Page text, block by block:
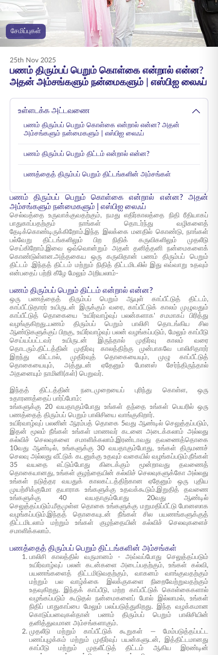
ENGLISH
ஆன்லைனில் வாங்குங்கள் பிரீமியம் செலுத்துங்கள்
சேமிப்புகள்
25th Nov 2025
பணம் திரும்பப் பெறும் கொள்கை என்றால் என்ன?
அதன் அம்சங்களும் நன்மைகளும் | எஸ்பிஐ லைஃப்
உள்ளடக்க அட்டவணை
பணம் திரும்பப் பெறும் கொள்கை என்றால் என்ன? அதன்
அம்சங்களும் நன்மைகளும் | எஸ்பிஐ லைஃப்
பணம் திரும்பப் பெறும் திட்டம் என்றால் என்ன?
பணத்தைத் திரும்பப் பெறும் திட்டங்களின் அம்சங்கள்
பணம் திரும்பப் பெறும் கொள்கை என்றால் என்ன? அதன்
அம்சங்களும் நன்மைகளும் | எஸ்பிஐ லைஃப்
செல்வத்தை உருவாக்குவதற்கும், நமது எதிர்காலத்தை நிதி ரீதியாகப்
பாதுகாப்பதற்கும் நாங்கள் தொடர்ந்து வழிகளைத்
தேடிக்கொண்டிருக்கிறோம்.இந்த இலக்கை மனதில் கொண்டு, நாங்கள்
பல்வேறு திட்டங்களிலும் பிற நிதிக் கருவிகளிலும் முதலீடு
செய்கிறோம்.இவை ஒவ்வொன்றும் அதன் தனித்தனி நன்மைகளைக்
கொண்டுள்ளன.அத்தகைய ஒரு கருவிதான் பணம் திரும்பப் பெறும்
திட்டம் .இந்தத் திட்டம் மற்றும் நிதித் திட்டமிடலில் இது எவ்வாறு உதவும்
என்பதைப் பற்றி கீழே மேலும் அறியலாம்-
பணம் திரும்பப் பெறும் திட்டம் என்றால் என்ன?
ஒரு பணத்தைத் திரும்பப் பெறும் ஆயுள் காப்பீட்டுத் திட்டம்,
காப்பீட்டுதாரர் உயிருடன் இருக்கும் வரை, காப்பீட்டுக் காலம் முழுவதும்
காப்பீட்டுத் தொகையை 'உயிர்வாழ்வுப் பலன்களாக' சமமாகப் பிரித்து
வழங்குகிறது..பணம் திரும்பப் பெறும் பாலிசி தொடங்கிய சில
ஆண்டுகளுக்குப் பிறகு, உயிர்வாழ்வுப் பலன் வழங்கப்படும், மேலும் காப்பீடு
செய்யப்பட்டவர் உயிருடன் இருந்தால் முதிர்வு காலம் வரை
தொடரும்.திட்டத்தின் முதிர்வு காலத்திற்கு முன்பாகவே பாலிசிதாரர்
இறந்து விட்டால், முதிர்வுத் தொகையையும், முழு காப்பீட்டுத்
தொகையையும், அத்துடன் ஏதேனும் போனஸ் சேர்ந்திருந்தால்
அதனையும் நாமினி(கள்) பெறுவர்.
இந்தத் திட்டத்தின் நடைமுறையைப் புரிந்து கொள்ள, ஒரு
உதாரணத்தைப் பார்ப்போம்:
உங்களுக்கு 20 வயதாகும்போது உங்கள் தந்தை உங்கள் பெயரில் ஒரு
பணத்தைத் திரும்பப் பெறும் பாலிசியை வாங்குகிறார்.
உயிர்வாழ்வுப் பலனின் ஆரம்பத் தொகை 5வது ஆண்டில் செலுத்தப்படும்,
இதன் மூலம் நீங்கள் உங்கள் மாணவர் கடனை அடைக்கலாம் அல்லது
கல்விச் செலவுகளை சமாளிக்கலாம்.இரண்டாவது தவணைத்தொகை
10வது ஆண்டில், உங்களுக்கு 30 வயதாகும்போது, உங்கள் திருமணச்
செலவு அல்லது வீட்டுக் கடனுக்கு உதவும் வகையில் வழங்கப்படும்.நீங்கள்
35 வயதை எட்டும்போது கிடைக்கும் மூன்றாவது தவணைத்
தொகையானது, உங்கள் குழந்தையின் கல்விச் செலவுகளுக்கோ அல்லது
உங்கள் நடுத்தர வயதுக் காலகட்டத்திற்கான ஏதேனும் ஒரு புதிய
முயற்சிக்குமோ தயாராக உங்களுக்கு உதவக்கூடும்.இறுதித் தவணை
உங்களுக்கு 40 வயதாகும்போது 20வது ஆண்டில்
செலுத்தப்படும்.மீதமுள்ள தொகை உங்களுக்கு மறுமதிப்பீட்டு போனஸாக
வழங்கப்படும்.இந்தத் தொகையுடன் நீங்கள் சில பயணங்களுக்குத்
திட்டமிடலாம் மற்றும் உங்கள் குழந்தையின் கல்விச் செலவுகளைச்
சமாளிக்கலாம்.
பணத்தைத் திரும்பப் பெறும் திட்டங்களின் அம்சங்கள்
பாலிசி காலத்தில் வருமானம் - அவ்வப்போது செலுத்தப்படும்
உயிர்வாழ்வுப் பலன் கடன்களை அடைப்பதற்கும், உங்கள் கல்வி,
பயணங்களைத் திட்டமிடுவதற்கும், வாகனம் வாங்குவதற்கும்
மற்றும் பல வாழ்க்கை இலக்குகளை நிறைவேற்றுவதற்கும்
உதவுகிறது. இந்தக் காப்பீடு, மற்ற காப்பீட்டுக் கொள்கைகளால்
வழங்கப்படும் கூடுதல் நன்மைகளைப் போல் இல்லாமல், உங்கள்
நிதிப் பாதுகாப்பை மேலும் பலப்படுத்துகிறது. இந்த வழக்கமான
கொடுப்பனவுகள்தான் பணம் திரும்பப் பெறும் பாலிசியின்
தனித்துவமான அம்சங்களாகும்.
முதலீடு மற்றும் காப்பீட்டுக் கூறுகள் — மேம்படுத்தப்பட்ட
பணப்புழக்கம் மற்றும் முதிர்வுப் பயன்களுடன், இத்திட்டமானது
காப்பீடு மற்றும் முதலீட்டுத் திட்டம் ஆகிய இரண்டின்